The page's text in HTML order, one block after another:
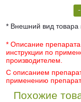
-
* Внешний вид товара
* Описание
инструкции по
производителем.
С описанием
применению
Похожие